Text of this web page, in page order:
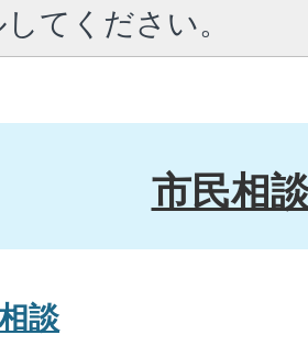
てください。
市民相
談